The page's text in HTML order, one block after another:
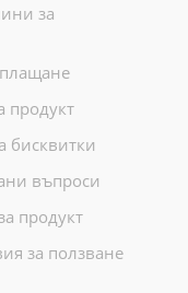
за
продукт
бисквитки
въпроси
продукт
за ползване